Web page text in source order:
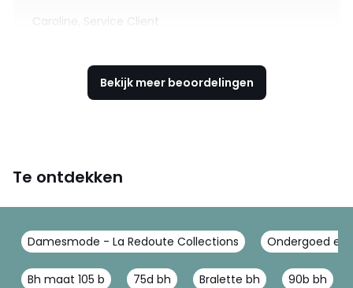
Caroline, Service Client
Bekijk meer beoordelingen
Te ontdekken
Damesmode - La Redoute Collections Ondergoed en
Bh maat 105 b 75d bh Bralette bh 90b bh